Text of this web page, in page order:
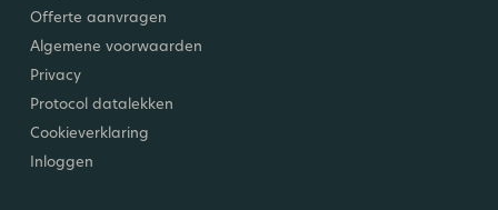
Offerte aanvragen
Algemene voorwaarden
Privacy
Protocol datalekken
Cookieverklaring
Inloggen